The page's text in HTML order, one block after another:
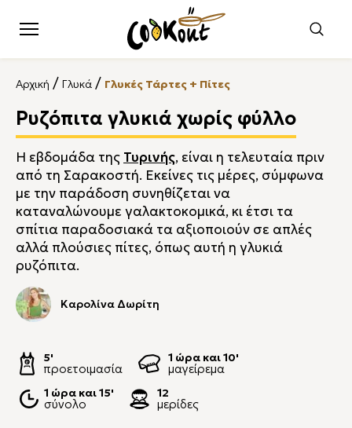
Αρχική / Γλυκά / Γλυκές Τάρτες + Πίτες
Ρυζόπιτα γλυκιά χωρίς φύλλο
Η εβδομάδα της Τυρινής, είναι η τελευταία πριν
από τη Σαρακοστή. Εκείνες τις μέρες, σύμφωνα
με την παράδοση συνηθίζεται να
καταναλώνουμε γαλακτοκομικά, κι έτσι τα
σπίτια παραδοσιακά τα αξιοποιούν σε απλές
αλλά πλούσιες πίτες, όπως αυτή η γλυκιά
ρυζόπιτα.
Καρολίνα Δωρίτη
5'
προετοιμασία
1 ώρα και 10'
μαγείρεμα
1 ώρα και 15'
σύνολο
12
μερίδες